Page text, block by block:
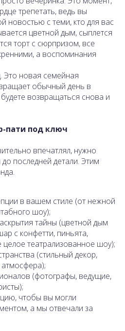
трепетать, ведь вы
новостью с теми, кто для вас
цветной дым, сыплется
торт с сюрпризом, все
а воспоминания
Это новая семейная
обычный день в
возвращаться снова и
пати под ключ
впечатлял, нужно
последней детали. Этим
в вашем стиле (от нежной
шоу);
тайны (цветной дым
с конфетти, пиньята,
театрализованное шоу);
(стильный декор,
атмосфера);
(фотографы, ведущие,
чтобы вы могли
а мы отвечали за